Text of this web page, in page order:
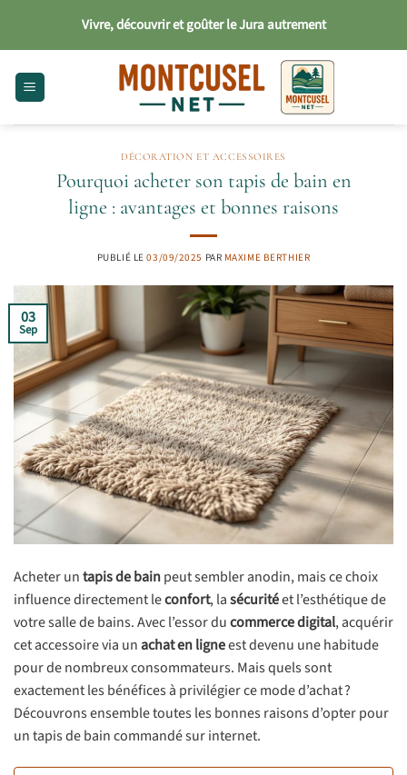
contenu
Vivre, découvrir et goûter le Jura autrement
DÉCORATION ET ACCESSOIRES
Pourquoi acheter son tapis de bain en
ligne : avantages et bonnes raisons
PUBLIÉ LE03/09/2025 PAR MAXIME BERTHIER
03
Sep
Acheter untapis de bainpeut sembler anodin, mais ce choix
influence directement leconfort, lasécuritéet l’esthétique de
votre salle de bains. Avec l’essor ducommerce digital, acquérir
cet accessoire via unachat en ligneest devenu une habitude
pour de nombreux consommateurs. Mais quels sont
exactement les bénéfices à privilégier ce mode d’achat ?
Découvrons ensemble toutes les bonnes raisons d’opter pour
un tapis de bain commandé sur internet.